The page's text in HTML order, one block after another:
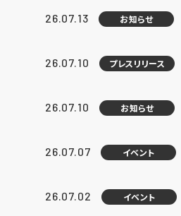
26.07.13 お知らせ
26.07.10 プレスリリース
26.07.10 お知らせ
26.07.07 イベント
26.07.02 イベント